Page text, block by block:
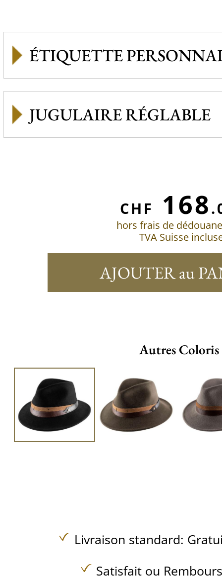
ÉTIQUETTE
JUGULAIRE RÉGLABLE
CHF 168
hors frais de
TVA Suisse
AJOUTER au
Autres Coloris
Livraison standard:
Satisfait ou